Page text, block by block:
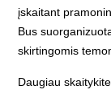
įskaitant
Bus
skirtingomis
Daugiau